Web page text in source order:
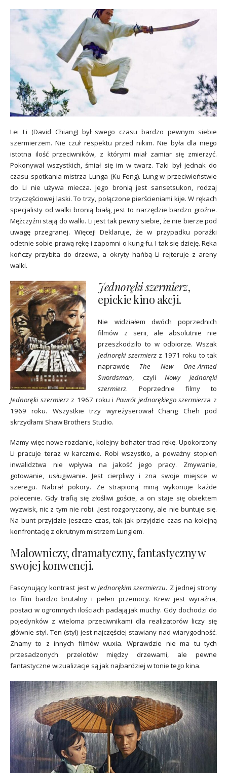
Lei Li (David Chiang) był swego czasu bardzo pewnym siebie
szermierzem. Nie czuł respektu przed nikim. Nie była dla niego
istotna ilość przeciwników, z którymi miał zamiar się zmierzyć.
Pokonywał wszystkich, śmiał się im w twarz. Taki był jednak do
czasu spotkania mistrza Lunga (Ku Feng). Lung w przeciwieństwie
do Li nie używa miecza. Jego bronią jest sansetsukon, rodzaj
trzyczęściowej laski. To trzy, połączone pierścieniami kije. W rękach
specjalisty od walki bronią białą, jest to narzędzie bardzo groźne.
Mężczyźni stają do walki. Li jest tak pewny siebie, że nie bierze pod
uwagę przegranej. Więcej! Deklaruje, że w przypadku porażki
odetnie sobie prawą rękę i zapomni o kung-fu. I tak się dzieję. Ręka
kończy przybita do drzewa, a okryty hańbą Li rejteruje z areny
walki.
Jednoręki szermierz,
epickie kino akcji.
Nie widziałem dwóch poprzednich
filmów z serii, ale absolutnie nie
przeszkodziło to w odbiorze. Wszak
Jednoręki szermierzz 1971 roku to tak
naprawdę The New One-Armed
Swordsman, czyliNowy jednoręki
szermierz. Poprzednie filmy to
Jednoręki szermierzz 1967 roku iPowrót jednorękiego szermierza z
1969 roku. Wszystkie trzy wyreżyserował Chang Cheh pod
skrzydłami Shaw Brothers Studio.
Mamy więc nowe rozdanie, kolejny bohater traci rękę. Upokorzony
Li pracuje teraz w karczmie. Robi wszystko, a poważny stopień
inwalidztwa nie wpływa na jakość jego pracy. Zmywanie,
gotowanie, usługiwanie. Jest cierpliwy i zna swoje miejsce w
szeregu. Nabrał pokory. Ze strapioną miną wykonuje każde
polecenie. Gdy trafią się złośliwi goście, a on staje się obiektem
wyzwisk, nic z tym nie robi. .Jest rozgoryczony, ale nie buntuje się.
Na bunt przyjdzie jeszcze czas, tak jak przyjdzie czas na kolejną
konfrontację z okrutnym mistrzem Lungiem.
Malowniczy, dramatyczny, fantastyczny w
swojej konwencji.
Fascynujący kontrast jest w Jednorękim szermierzu. Z jednej strony
to film bardzo brutalny i pełen przemocy. Krew jest wyraźna,
postaci w ogromnych ilościach padają jak muchy. Gdy dochodzi do
pojedynków z wieloma przeciwnikami dla realizatorów liczy się
głównie styl. Ten (styl) jest najczęściej stawiany nad wiarygodność.
Znamy to z innych filmów wuxia. Wprawdzie nie ma tu tych
przesadzonych przelotów między drzewami, ale pewne
fantastyczne wizualizacje są jak najbardziej w tonie tego kina.